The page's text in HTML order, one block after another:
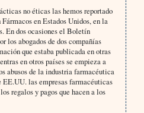
no éticas las hemos reportado
en Estados Unidos, en la
En dos ocasiones el Boletín
los abogados de dos compañías
que estaba publicada en otras
en otros países se empieza a
abusos de la industria farmacéutica
EE.UU. las empresas farmacéuticas
regalos y pagos que hacen a los